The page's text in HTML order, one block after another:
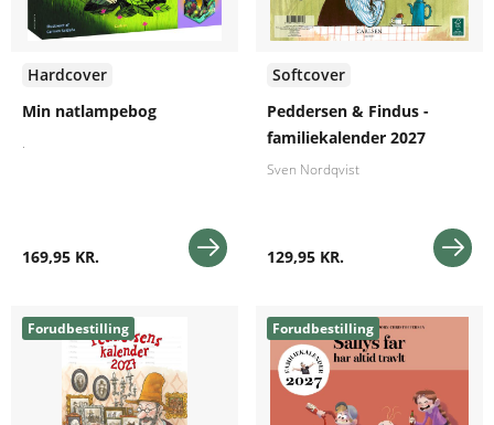
Hardcover
Min natlampebog
.
169,95 KR.
Softcover
Peddersen & Findus -
familiekalender 2027
Sven Nordqvist
129,95 KR.
Forudbestilling Forudbestilling